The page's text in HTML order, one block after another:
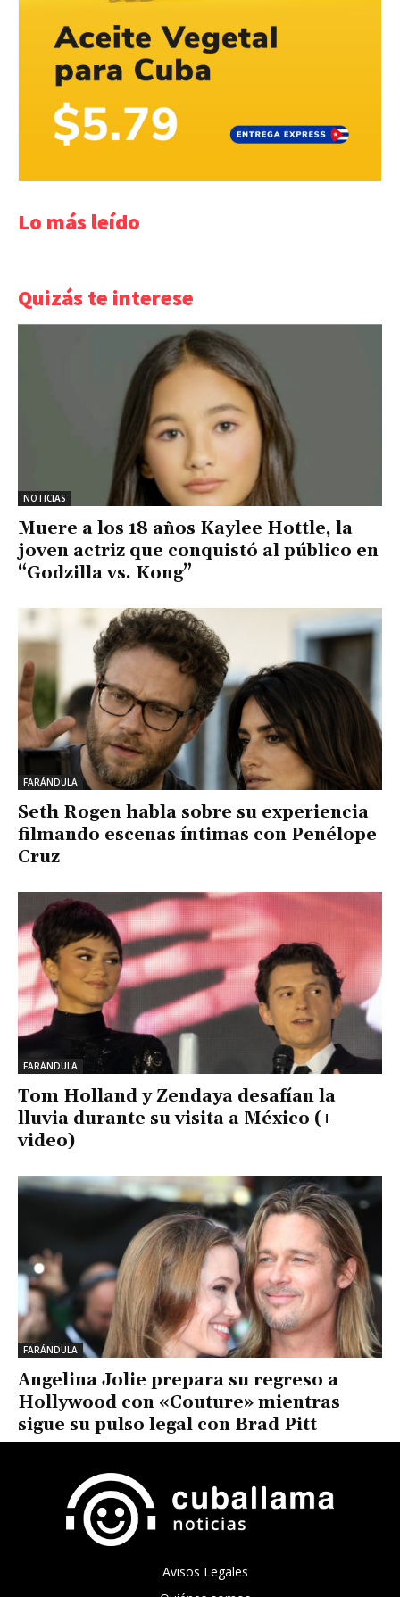
Lo más leído
Quizás te interese
NOTICIAS
Muere a los 18 años Kaylee Hottle, la
joven actriz que conquistó al público en
“Godzilla vs. Kong”
FARÁNDULA
Seth Rogen habla sobre su experiencia
filmando escenas íntimas con Penélope
Cruz
FARÁNDULA
Tom Holland y Zendaya desafían la
lluvia durante su visita a México (+
video)
FARÁNDULA
Angelina Jolie prepara su regreso a
Hollywood con «Couture» mientras
sigue su pulso legal con Brad Pitt
Avisos Legales